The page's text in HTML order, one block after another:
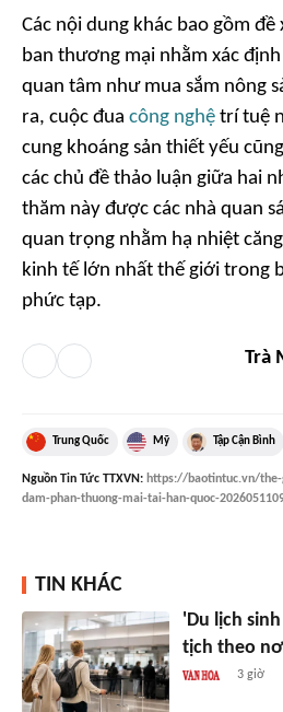
Các nội dung khác bao gồm
ban thương mại nhằm xác
quan tâm như mua sắm nông
ra, cuộc đua công nghệ trí tuệ
cung khoáng sản thiết yếu
các chủ đề thảo luận giữa hai
thăm này được các nhà quan
quan trọng nhằm hạ nhiệt
kinh tế lớn nhất thế giới trong
phức tạp.
Trà
Trung Quốc Mỹ Tập Cận Bình
Nguồn Tin Tức TTXVN: https://baotintuc.vn/
dam-phan-thuong-mai-tai-han-quoc-
TIN KHÁC
'Du lịch
tịch theo
3 giờ